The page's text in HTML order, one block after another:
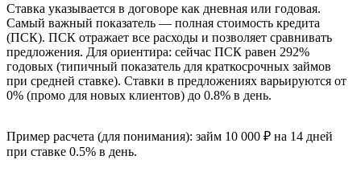
Ставка указывается в договоре как дневная или годовая.
Самый важный показатель — полная стоимость кредита
(ПСК). ПСК отражает все расходы и позволяет сравнивать
предложения. Для ориентира: сейчас ПСК равен 292%
годовых (типичный показатель для краткосрочных займов
при средней ставке). Ставки в предложениях варьируются от
0% (промо для новых клиентов) до 0.8% в день.
Пример расчета (для понимания): займ 10 000 ₽ на 14 дней
при ставке 0.5% в день.